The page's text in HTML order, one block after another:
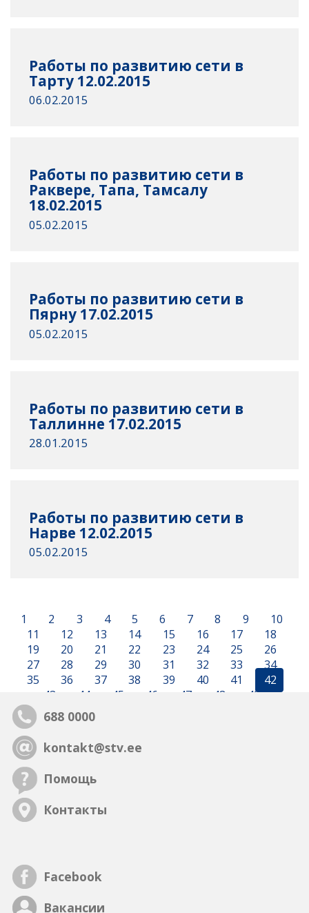
Работы по развитию сети в
Тарту 12.02.2015
06.02.2015
Работы по развитию сети в
Раквере, Тапа, Тамсалу
18.02.2015
05.02.2015
Работы по развитию сети в
Пярну 17.02.2015
05.02.2015
Работы по развитию сети в
Таллинне 17.02.2015
28.01.2015
Работы по развитию сети в
Нарве 12.02.2015
05.02.2015
1 2 3 4 5 6 7 8 9
10
11
12 13 14 15 16 17
18
19
20 21 22 23 24 25
26
27
28 29 30 31 32 33
34
35
36 37 38 39 40 41
42
43
44 45 46 47 48 49
688 0000
kontakt@stv.ee
Помощь
Контакты
Facebook
Вакансии